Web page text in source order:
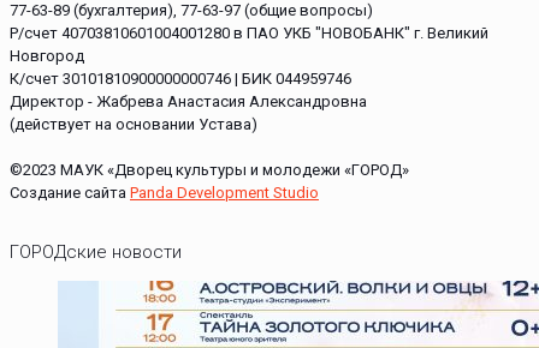
77-63-89 (бухгалтерия), 77-63-97 (общие вопросы)
Р/счет 40703810601004001280 в ПАО УКБ "НОВОБАНК" г. Великий
Новгород
К/счет 30101810900000000746 | БИК 044959746
Директор - Жабрева Анастасия Александровна
(действует на основании Устава)
©2023 МАУК «Дворец культуры и молодежи «ГОРОД»
Создание сайта Panda Development Studio
ГОРОДские новости